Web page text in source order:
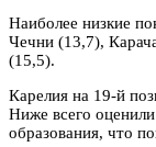
Наиболее низкие
Чечни (13,7),
(15,5).
Карелия на 19-й
Ниже всего
образования, что